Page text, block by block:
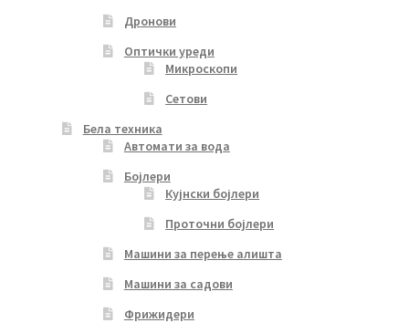
Дронови
Оптички уреди
Микроскопи
Сетови
Бела техника
Автомати за вода
Бојлери
Кујнски бојлери
Проточни бојлери
Машини за перење алишта
Машини за садови
Фрижидери